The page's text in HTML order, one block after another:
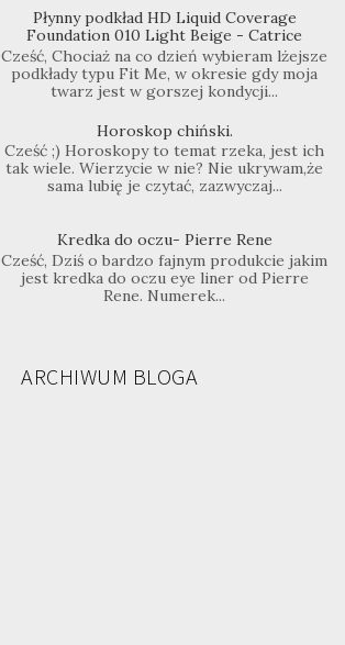
Płynny podkład HD Liquid Coverage
Foundation 010 Light Beige - Catrice
Cześć, Chociaż na co dzień wybieram lżejsze
podkłady typu Fit Me, w okresie gdy moja
twarz jest w gorszej kondycji...
Horoskop chiński.
Cześć ;) Horoskopy to temat rzeka, jest ich
tak wiele. Wierzycie w nie? Nie ukrywam,że
sama lubię je czytać, zazwyczaj...
Kredka do oczu- Pierre Rene
Cześć, Dziś o bardzo fajnym produkcie jakim
jest kredka do oczu eye liner od Pierre
Rene. Numerek...
ARCHIWUM BLOGA